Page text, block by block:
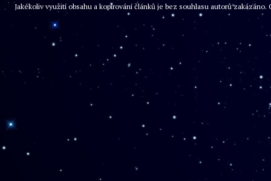
Jakékoliv využití obsahu a kopírování článků je bez souhlasu autorů